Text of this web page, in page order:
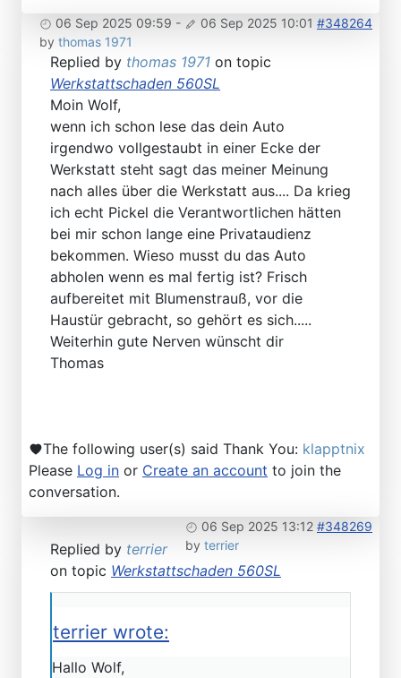
06 Sep 2025 09:59 - 06 Sep 2025 10:01 #348264
by thomas 1971
Replied by thomas 1971 on topic
Werkstattschaden 560SL
Moin Wolf,
wenn ich schon lese das dein Auto
irgendwo vollgestaubt in einer Ecke der
Werkstatt steht sagt das meiner Meinung
nach alles über die Werkstatt aus.... Da krieg
ich echt Pickel die Verantwortlichen hätten
bei mir schon lange eine Privataudienz
bekommen. Wieso musst du das Auto
abholen wenn es mal fertig ist? Frisch
aufbereitet mit Blumenstrauß, vor die
Haustür gebracht, so gehört es sich.....
Weiterhin gute Nerven wünscht dir
Thomas
The following user(s) said Thank You: klapptnix
Please Log in or Create an account to join the
conversation.
06 Sep 2025 13:12 #348269
by terrier
Replied by terrier
on topic Werkstattschaden 560SL
terrier wrote:
Hallo Wolf,